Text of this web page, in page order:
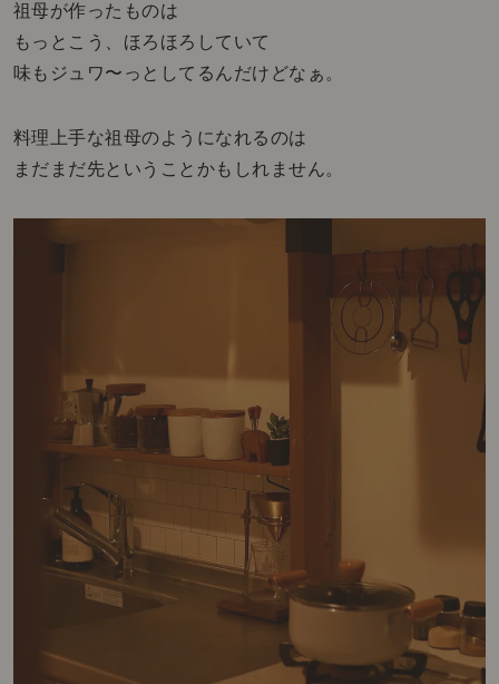
祖母が作ったものは
もっとこう、ほろほろしていて
味もジュワ〜っとしてるんだけどなぁ。
料理上手な祖母のようになれるのは
まだまだ先ということかもしれません。